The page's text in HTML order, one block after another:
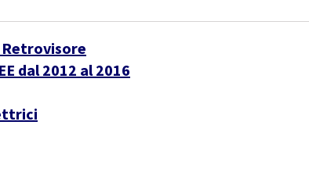
Retrovisore
dal 2012 al 2016